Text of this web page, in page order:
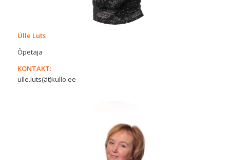
Ülle Luts
Õpetaja
KONTAKT:
ulle.luts(ät)kullo.ee